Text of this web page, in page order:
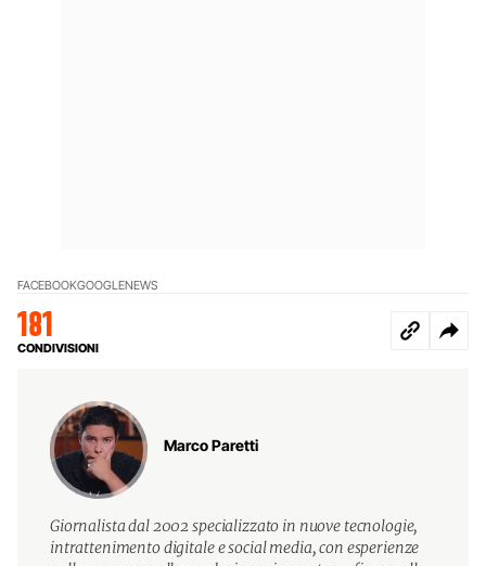
FACEBOOKGOOGLENEWS
181
CONDIVISIONI
Marco Paretti
Giornalista dal 2002 specializzato in nuove tecnologie,
intrattenimento digitale e social media, con esperienze